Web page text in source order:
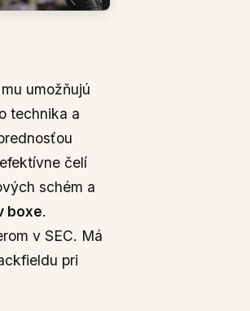
umožňujú
technika a
čelí
schém a
boxe.
v SEC. Má
pri